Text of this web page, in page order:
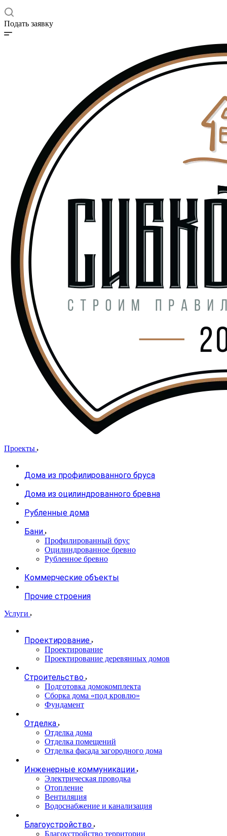
Подать заявку
Проекты
Дома из профилированного бруса
Дома из оцилиндрованного бревна
Рубленные дома
Бани
Профилированный брус
Оцилиндрованное бревно
Рубленное бревно
Коммерческие объекты
Прочие строения
Услуги
Проектирование
Проектирование
Проектирование деревянных домов
Строительство
Подготовка домокомплекта
Сборка дома «под кровлю»
Фундамент
Отделка
Отделка дома
Отделка помещений
Отделка фасада загородного дома
Инженерные коммуникации
Электрическая проводка
Отопление
Вентиляция
Водоснабжение и канализация
Благоустройство
Благоустройство территории